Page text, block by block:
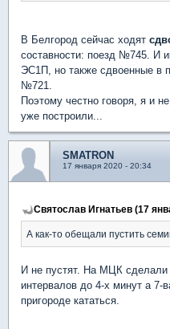
В Белгород сейчас ходят
составности: поезд №745. И
ЭС1П, но также сдвоенные в
№721.
Поэтому честно говоря, я и
уже построили...
SMATRON
17 января 2020 - 20:34
Святослав Игнатьев (17
А как-то обещали пустить
И не пустят. На МЦК сделали
интервалов до 4-х минут а 7-
пригороде кататься.